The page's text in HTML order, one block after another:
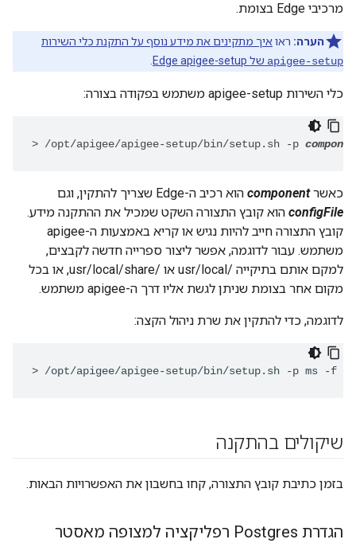
מרכיבי Edge בצומת.
הערה: ראואיך מתקינים את מידע נוסף על התקנת כלי השירות
apigee-setup של Edge apigee-setup
כלי השירות apigee-setup משתמש בפקודה בצורה:
> /opt/apigee/apigee-setup/bin/setup.sh -p
כאשרcomponent הוא רכיב ה-Edge שצריך להתקין, וגם
configFile הוא קובץ התצורה השקט שמכיל את ההתקנה מידע.
קובץ התצורה חייב להיות נגיש או קריא באמצעות ה-apigee
משתמש. עבור לדוגמה, אפשר ליצור ספרייה חדשה לקבצים,
למקם אותם בתיקייה /usr/local או /usr/local/share, או בכל
מקום אחר בצומת שניתן לגשת אליו דרך ה-apigee משתמש.
לדוגמה, כדי להתקין את שרת ניהול הקצה:
> /opt/apigee/apigee-setup/bin/setup.sh -p ms -f /
שיקולים בהתקנה
בזמן כתיבת קובץ התצורה, קחו בחשבון את האפשרויות הבאות.
הגדרת Postgres רפליקציה למצופה מאסטר